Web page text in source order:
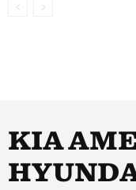
KIA